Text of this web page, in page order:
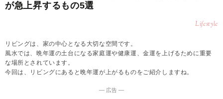
が急上昇するもの5選
Lifestyle
リビングは、家の中心となる大切な空間です。
風水では、晩年運の土台になる家庭運や健康運、金運を上げるために重要
な場所とされています。
今回は、リビングにあると晩年運が上がるものをご紹介しますね。
― 広告 ―